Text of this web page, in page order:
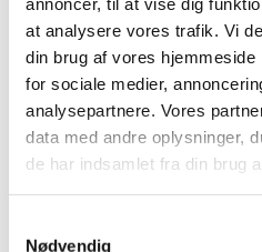
at analysere vores trafik. Vi
din brug af vores
for sociale medier,
analysepartnere. Vores
data med andre oplysninger,
de har indsamlet fra din brug
Nødvendig